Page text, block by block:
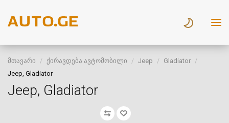
მთავარი ქირავდება ავტომობილი Jeep
Gladiator
Jeep, Gladiator
Jeep, Gladiator